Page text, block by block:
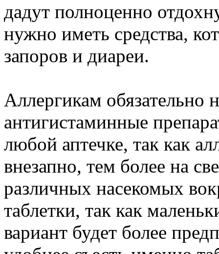
дадут полноценно
нужно иметь средства,
запоров и диареи.
Аллергикам обязательно
антигистаминные
любой аптечке, так как
внезапно, тем более на
различных насекомых
таблетки, так как
вариант будет более